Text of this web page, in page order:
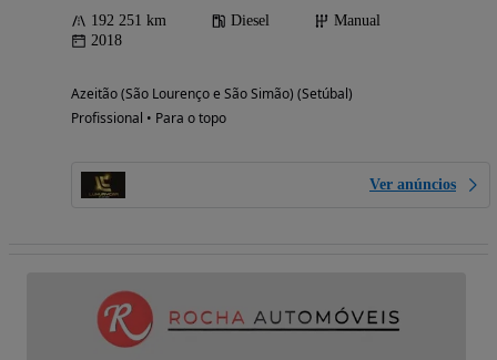
192 251 km Diesel
Manual
2018
Azeitão (São Lourenço e São Simão) (Setúbal)
Profissional • Para o topo
Ver anúncios